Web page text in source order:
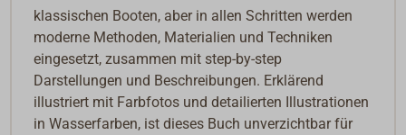
klassischen Booten, aber in allen Schritten werden
moderne Methoden, Materialien und Techniken
eingesetzt, zusammen mit step-by-step
Darstellungen und Beschreibungen. Erklärend
illustriert mit Farbfotos und detailierten Illustrationen
in Wasserfarben, ist dieses Buch unverzichtbar für